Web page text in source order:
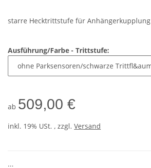
starre Hecktrittstufe für Anhängerkupplung
Ausführung/Farbe - Trittstufe:
ab 509,00 €
inkl. 19% USt. , zzgl. Versand
...